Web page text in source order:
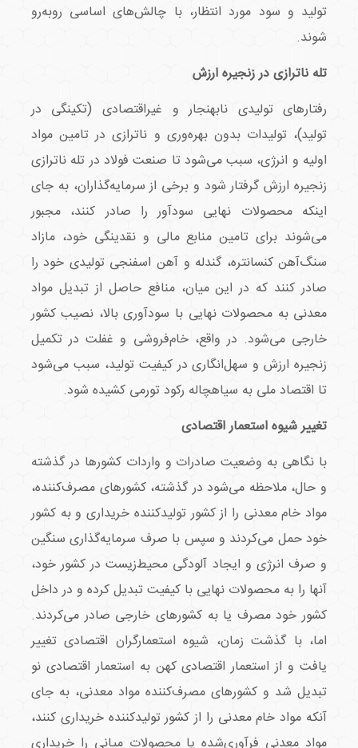
تولید و سود مورد انتظار، با چالش‌های اساسی روبه‌رو
شوند.
تله ناترازی در زنجیره ارزش
رفتارهای تولیدی نابهنجار و غیراقتصادی (تکینگی در
تولید)، تولیدات بدون بهره‌وری و ناترازی در تامین مواد
اولیه و انرژی، سبب می‌شود تا صنعت فولاد در تله ناترازی
زنجیره ارزش گرفتار شود و برخی از سرمایه‌گذاران، به جای
اینکه محصولات نهایی سودآور را صادر کنند، مجبور
می‌شوند برای تامین منابع مالی و نقدینگی خود، مازاد
سنگ‌آهن کنسانتره، گندله و آهن اسفنجی تولیدی خود را
صادر کنند که در این میان، منافع حاصل از تبدیل مواد
معدنی به محصولات نهایی با سودآوری بالا، نصیب کشور
خارجی می‌شود. در واقع، خام‌فروشی و غفلت در تکمیل
زنجیره ارزش و سهل‌انگاری در کیفیت تولید، سبب می‌شود
تا اقتصاد ملی به سیاهچاله رکود تورمی کشیده شود.
تغییر شیوه استعمار اقتصادی
با نگاهی به وضعیت صادرات و واردات کشورها در گذشته
و حال، ملاحظه می‌شود در گذشته، کشورهای مصرف‌کننده،
مواد خام معدنی را از کشور تولیدکننده خریداری و به کشور
خود حمل می‌کردند و سپس با صرف سرمایه‌گذاری سنگین
و صرف انرژی و ایجاد آلودگی محیط‌زیست در کشور خود،
آنها را به محصولات نهایی با کیفیت تبدیل کرده و در داخل
کشور خود مصرف یا به کشورهای خارجی صادر می‌کردند.
اما، با گذشت زمان، شیوه استعمارگران اقتصادی تغییر
یافت و از استعمار اقتصادی کهن به استعمار اقتصادی نو
تبدیل شد و کشورهای مصرف‌کننده مواد معدنی، به جای
آنکه مواد خام معدنی را از کشور تولیدکننده خریداری کنند،
مواد معدنی فرآوری‌شده یا محصولات میانی را خریداری